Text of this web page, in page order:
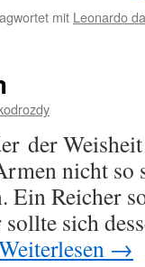
mit Leonardo
der
nicht so
Ein Reicher
sich
→